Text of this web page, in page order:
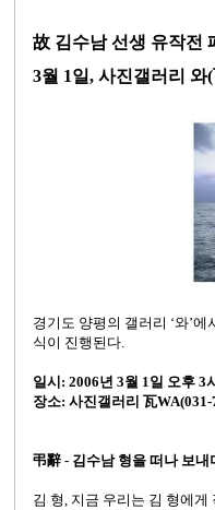
故 김수남 선생 유작전
3월 1일, 사진갤러리 와
경기도 양평의 갤러리 ‘와’
식이 진행된다.
일시: 2006년 3월 1일 오후 3
장소: 사진갤러리 瓦WA(031-
弔辭 - 김수남 형을 떠나 보내
김 형, 지금 우리는 김 형에